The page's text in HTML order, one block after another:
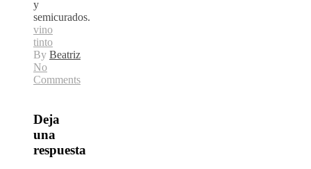
y
semicurados.
vino
tinto
By Beatriz
No
Comments
Deja
una
respuesta